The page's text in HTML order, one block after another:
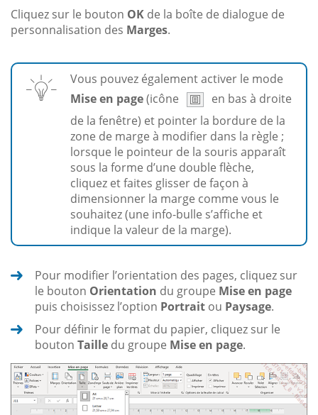
Cliquez sur le bouton OK de la boîte de dialogue de
personnalisation des Marges.
Vous pouvez également activer le mode
Mise en page(icône
en bas à droite
de la fenêtre) et pointer la bordure de la
zone de marge à modifier dans la règle ;
lorsque le pointeur de la souris apparaît
sous la forme d’une double flèche,
cliquez et faites glisser de façon à
dimensionner la marge comme vous le
souhaitez (une info-bulle s’affiche et
indique la valeur de la marge).
Pour modifier l’orientation des pages, cliquez sur
le bouton Orientation du groupe Mise en page
puis choisissez l’option Portrait ou Paysage.
Pour définir le format du papier, cliquez sur le
bouton Taille du groupe Mise en page.